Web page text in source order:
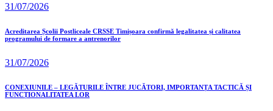
31/07/2026
Acreditarea Școlii Postliceale CRSSE Timișoara confirmă legalitatea și calitatea
programului de formare a antrenorilor
31/07/2026
CONEXIUNILE – LEGĂTURILE ÎNTRE JUCĂTORI, IMPORTANȚA TACTICĂ ȘI
FUNCȚIONALITATEA LOR